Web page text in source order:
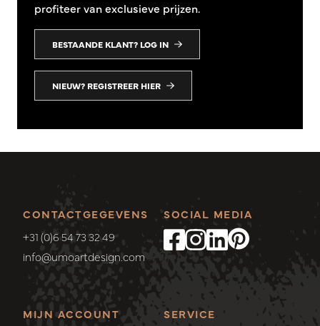
profiteer van exclusieve prijzen.
BESTAANDE KLANT? LOG IN
NIEUW? REGISTREER HIER
CONTACTGEGEVENS
+31 (0)6 54 73 32 49
info@umoartdesign.com
MIJN ACCOUNT
SERVICE
SOCIAL MEDIA